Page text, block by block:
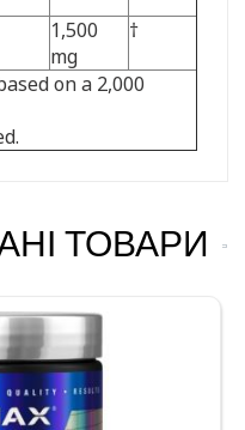
1,500
mg
†
on a 2,000
ТОВАРИ